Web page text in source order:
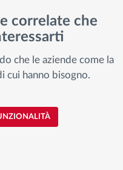
correlate che
che le aziende come la
cui hanno bisogno.